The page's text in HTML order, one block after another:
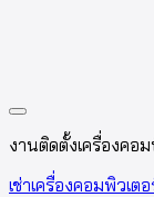
งานติดตั้งเครื่องคอ
เช่าเครื่องคอมพิวเ